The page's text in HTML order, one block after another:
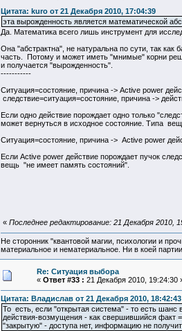
Цитата: kuro от 21 Декабря 2010, 17:04:39
эта вырожденность является математической
Да. Математика всего лишь инструмент для
Она "абстрактна", не натуральна по сути, так
часть. Потому и может иметь "мнимые" корни
и получается "вырожденность".
-----------
Ситуация=состояние, причина -> Active power
следствие=ситуация=состояние, причина ->
Если одно действие порождает одно только
может вернуться в исходное состояние. Типа
Ситуация=состояние, причина -> Active power
Если Active power действие порождает пучок
вещь "не имеет память состояний".
« Последнее редактирование: 21 Декабря 2010,
Не сторонник "квантовой магии, психологии и
материальное и нематериальное. Ни в коей
Re: Ситуация выбора
« Ответ #33 : 21 Декабря 2010, 19:24:30
Цитата: Владислав от 21 Декабря 2010, 18:42:43
То есть, если "открытая система" - то есть шанс
действия-возмущения - как свершившийся факт
"закрытую" - доступа нет, информацию не